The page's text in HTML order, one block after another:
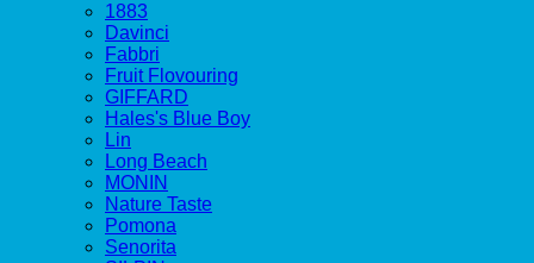
1883
Davinci
Fabbri
Fruit Flovouring
GIFFARD
Hales's Blue Boy
Lin
Long Beach
MONIN
Nature Taste
Pomona
Senorita